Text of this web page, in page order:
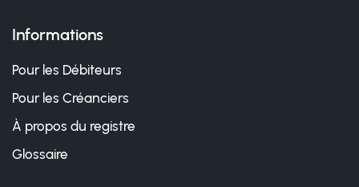
Informations
Pour les Débiteurs
Pour les Créanciers
À propos du registre
Glossaire